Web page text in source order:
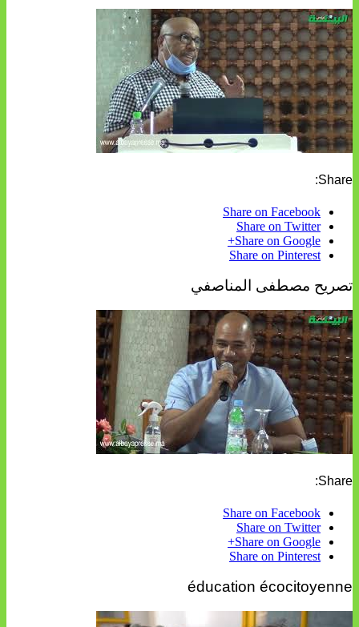
Share:
Share on Facebook
Share on Twitter
Share on Google+
Share on Pinterest
تصريح مصطفى المناصفي
Share:
Share on Facebook
Share on Twitter
Share on Google+
Share on Pinterest
éducation écocitoyenne